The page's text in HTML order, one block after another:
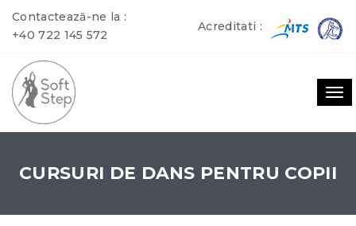
Contactează-ne la :
+40 722 145 572
Acreditati :
CURSURI DE DANS PENTRU COPII